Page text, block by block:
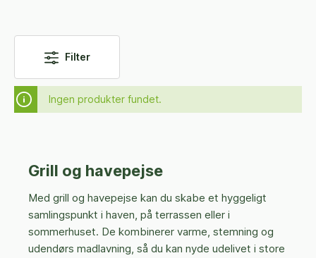
Filter
Ingen produkter fundet.
Grill og havepejse
Med grill og havepejse kan du skabe et hyggeligt
samlingspunkt i haven, på terrassen eller i
sommerhuset. De kombinerer varme, stemning og
udendørs madlavning, så du kan nyde udelivet i store